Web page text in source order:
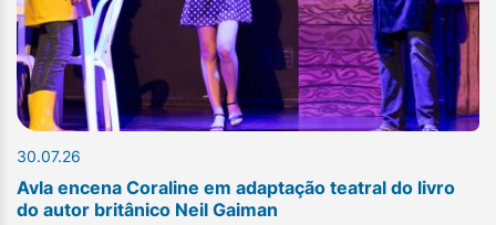
30.07.26
Avla encena Coraline em adaptação teatral do livro
do autor britânico Neil Gaiman